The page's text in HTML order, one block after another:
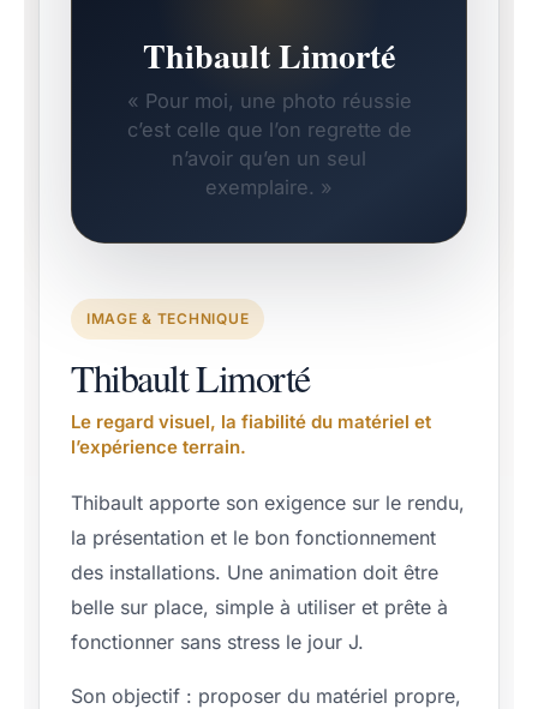
Thibault Limorté
« Pour moi, une photo réussie
c’est celle que l’on regrette de
n’avoir qu’en un seul
exemplaire. »
IMAGE & TECHNIQUE
Thibault Limorté
Le regard visuel, la fiabilité du matériel et
l’expérience terrain.
Thibault apporte son exigence sur le rendu,
la présentation et le bon fonctionnement
des installations. Une animation doit être
belle sur place, simple à utiliser et prête à
fonctionner sans stress le jour J.
Son objectif : proposer du matériel propre,